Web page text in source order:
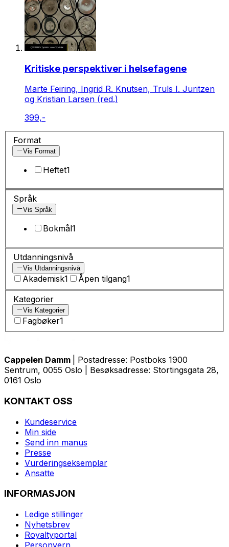
Kritiske perspektiver i helsefagene
Marte Feiring, Ingrid R. Knutsen, Truls I. Juritzen
og Kristian Larsen (red.)
399,-
Format
Vis Format
Heftet1
Språk
Vis Språk
Bokmål1
Utdanningsnivå
Vis Utdanningsnivå
Akademisk1 Åpen tilgang1
Kategorier
Vis Kategorier
Fagbøker1
Cappelen Damm
| Postadresse: Postboks 1900
Sentrum, 0055 Oslo | Besøksadresse: Stortingsgata 28,
0161 Oslo
KONTAKT OSS
Kundeservice
Min side
Send inn manus
Presse
Vurderingseksemplar
Ansatte
INFORMASJON
Ledige stillinger
Nyhetsbrev
Royaltyportal